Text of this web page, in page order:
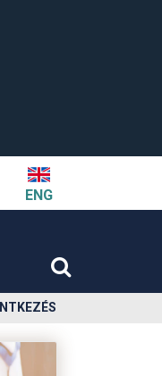
ENG